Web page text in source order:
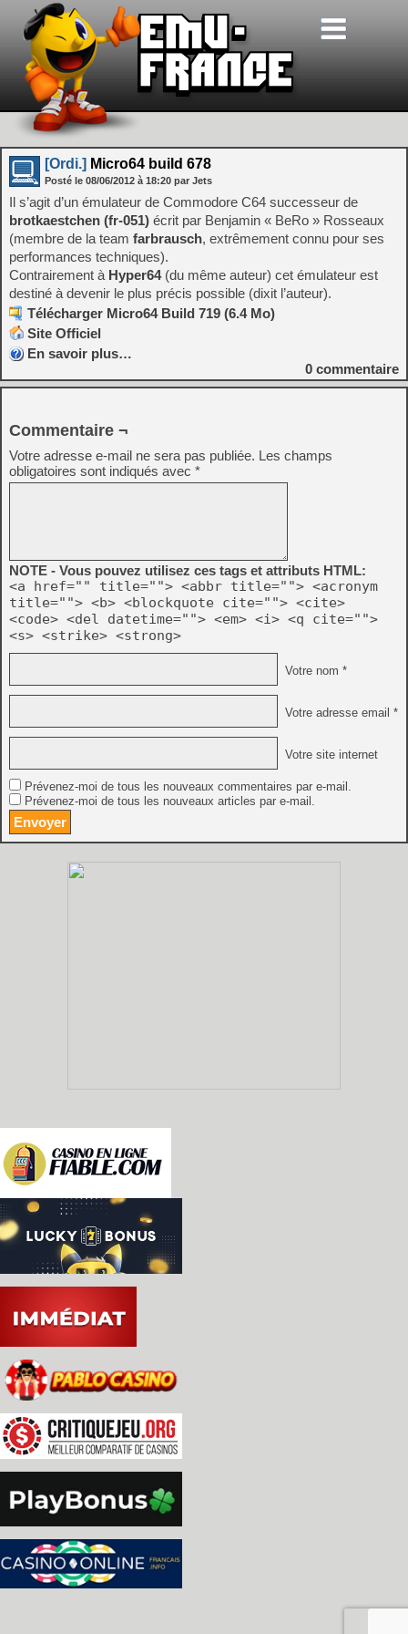
[Ordi.] Micro64 build 678
Posté le 08/06/2012 à 18:20 par Jets
Il s’agit d’un émulateur de Commodore C64 successeur de
brotkaestchen (fr-051) écrit par Benjamin « BeRo » Rosseaux
(membre de la team farbrausch, extrêmement connu pour ses
performances techniques).
Contrairement à Hyper64(du même auteur) cet émulateur est
destiné à devenir le plus précis possible (dixit l’auteur).
Télécharger Micro64 Build 719 (6.4 Mo)
Site Officiel
En savoir plus…
0 commentaire
Commentaire ¬
Votre adresse e-mail ne sera pas publiée. Les champs
obligatoires sont indiqués avec *
NOTE - Vous pouvez utilisez ces tags et attributs HTML:
<a href="" title=""> <abbr title=""> <acronym
title=""> <b> <blockquote cite=""> <cite>
<code> <del datetime=""> <em> <i> <q cite="">
<s> <strike> <strong>
Votre nom *
Votre adresse email *
Votre site internet
Prévenez-moi de tous les nouveaux commentaires par e-mail.
Prévenez-moi de tous les nouveaux articles par e-mail.